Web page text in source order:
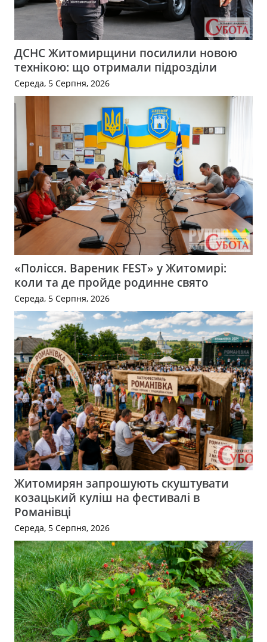
ДСНС Житомирщини посилили новою
технікою: що отримали підрозділи
Середа, 5 Серпня, 2026
«Полісся. Вареник FEST» у Житомирі:
коли та де пройде родинне свято
Середа, 5 Серпня, 2026
Житомирян запрошують скуштувати
козацький куліш на фестивалі в
Романівці
Середа, 5 Серпня, 2026